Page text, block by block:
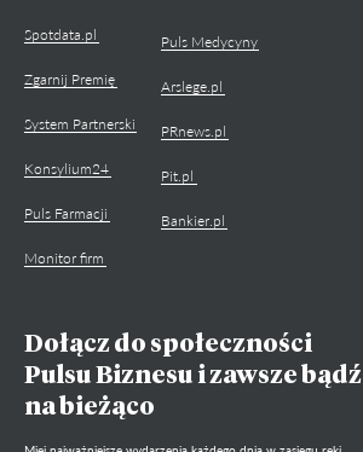
Spotdata.pl
Zgarnij Premię
System Partnerski
Konsylium24
Puls Farmacji
Monitor firm
Puls Medycyny
Arslege.pl
PRnews.pl
Pit.pl
Bankier.pl
Dołącz do społeczności
Pulsu Biznesu i zawsze bądź
na bieżąco